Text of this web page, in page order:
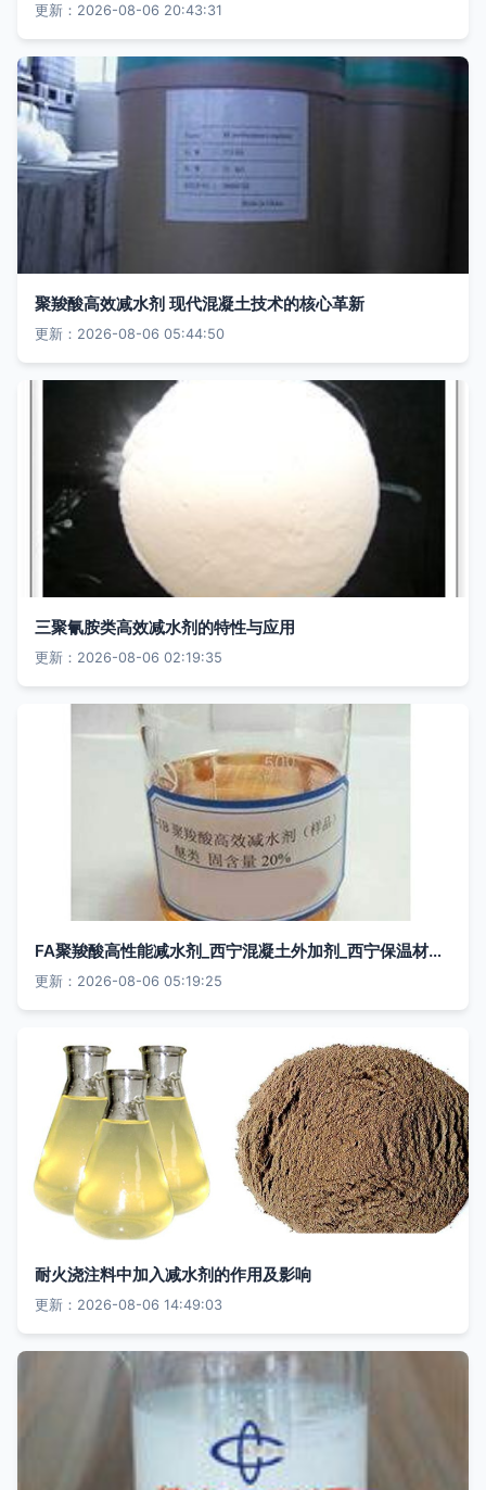
更新：2026-08-06 20:43:31
聚羧酸高效减水剂 现代混凝土技术的核心革新
更新：2026-08-06 05:44:50
三聚氰胺类高效减水剂的特性与应用
更新：2026-08-06 02:19:35
FA聚羧酸高性能减水剂_西宁混凝土外加剂_西宁保温材料_西宁恒宝新型建材
更新：2026-08-06 05:19:25
耐火浇注料中加入减水剂的作用及影响
更新：2026-08-06 14:49:03